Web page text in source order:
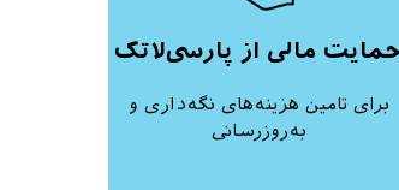
مالی از پارسی‌لاتک
برای تامین هزینه‌های نگه‌داری و
به‌روزرسانی